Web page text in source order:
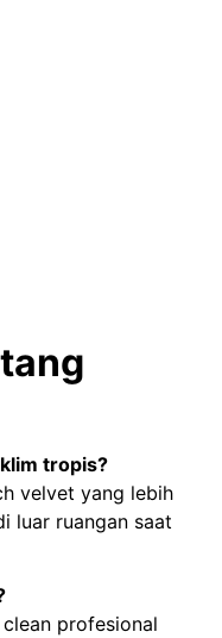
tropis?
velvet yang lebih
luar ruangan saat
profesional